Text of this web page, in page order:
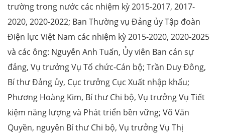
trường trong nước các nhiệm kỳ 2015-2017, 2017-
2020, 2020-2022; Ban Thường vụ Đảng ủy Tập đoàn
Điện lực Việt Nam các nhiệm kỳ 2015-2020, 2020-2025
và các ông: Nguyễn Anh Tuấn, Ủy viên Ban cán sự
đảng, Vụ trưởng Vụ Tổ chức-Cán bộ; Trần Duy Đông,
Bí thư Đảng ủy, Cục trưởng Cục Xuất nhập khẩu;
Phương Hoàng Kim, Bí thư Chi bộ, Vụ trưởng Vụ Tiết
kiệm năng lượng và Phát triển bền vững; Võ Văn
Quyền, nguyên Bí thư Chi bộ, Vụ trưởng Vụ Thị